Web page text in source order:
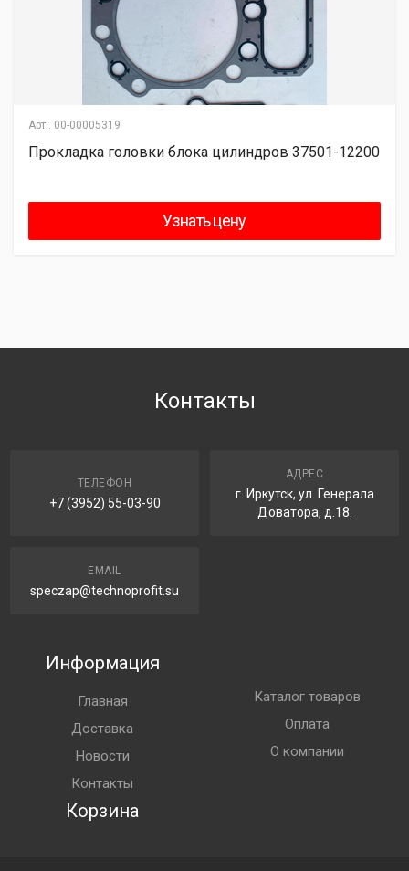
Арт:. 00-00005319
Прокладка головки блока цилиндров 37501-12200
Узнать цену
Контакты
ТЕЛЕФОН
+7 (3952) 55-03-90
АДРЕС
г. Иркутск, ул. Генерала
Доватора, д.18.
EMAIL
speczap@technoprofit.su
Информация
Главная
Доставка
Новости
Контакты
Каталог товаров
Оплата
О компании
Корзина